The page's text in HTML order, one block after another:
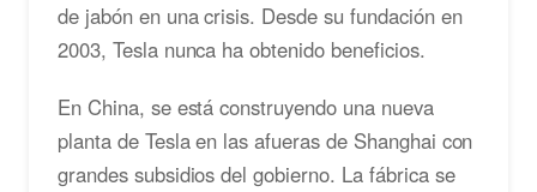
de jabón en una crisis. Desde su fundación en
2003, Tesla nunca ha obtenido beneficios.
En China, se está construyendo una nueva
planta de Tesla en las afueras de Shanghai con
grandes subsidios del gobierno. La fábrica se